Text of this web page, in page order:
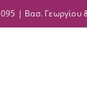
| Βασ. Γεωργίου